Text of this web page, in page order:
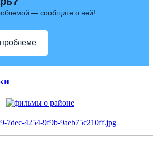
— сообщите о ней!